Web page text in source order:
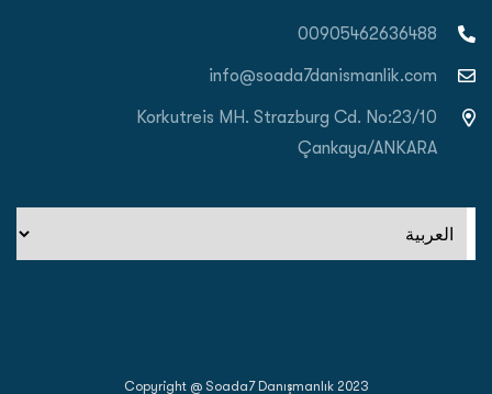
00905462636488
info@soada7danismanlik.com
Korkutreis MH. Strazburg Cd. No:23/10
Çankaya/ANKARA
اختر
Copyright @ Soada7 Danışmanlık 2023